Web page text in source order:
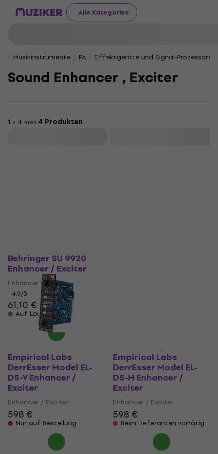
Alle Kategorien
Musikinstrumente PA Effektgeräte und Signal-Prozessoren
Sound Enhancer , Exciter
1 - 4 von 4 Produkten
Behringer SU 9920
Enhancer / Exciter
Enhancer / Exciter
4,9/5
61,10 €
Auf Lager
Empirical Labs
DerrEsser Model EL-
DS-V Enhancer /
Exciter
Enhancer / Exciter
598 €
Nur auf Bestellung
Empirical Labs
DerrEsser Model EL-
DS-H Enhancer /
Exciter
Enhancer / Exciter
598 €
Beim Lieferanten vorrätig